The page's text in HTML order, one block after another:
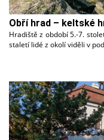
Obří hrad – keltské
Hradiště z období 5.-7.
staletí lidé z okolí viděli v